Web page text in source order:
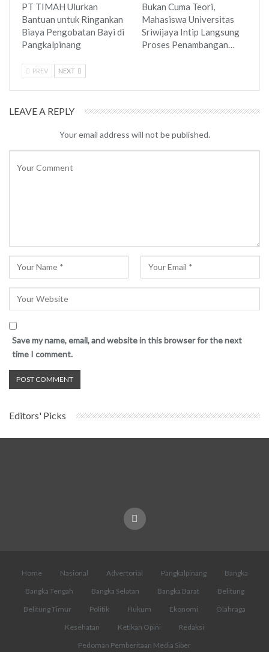
PT TIMAH Ulurkan
Bantuan untuk Ringankan
Biaya Pengobatan Bayi di
Pangkalpinang
Bukan Cuma Teori,
Mahasiswa Universitas
Sriwijaya Intip Langsung
Proses Penambangan…
PREV NEXT
LEAVE A REPLY
Your email address will not be published.
Save my name, email, and website in this browser for the next
time I comment.
Editors' Picks
Home Nasional Advertorial Pangkalpinang
Bangka
Bangka Tengah
Bangka Selatan Bangka Barat
Belitung
Belitung Timur
Politik Hukum Ekonomi
Olahraga
Kesehatan
Ketikan Opini
Redaksi
Pedoman Pemberitaan Media Siber